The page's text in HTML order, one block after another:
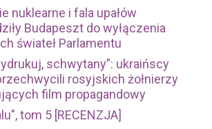
nuklearne i fala upałów
Budapeszt do wyłączenia
świateł Parlamentu
schwytany”: ukraińscy
rosyjskich żołnierzy
film propagandowy
tom 5 [RECENZJA]